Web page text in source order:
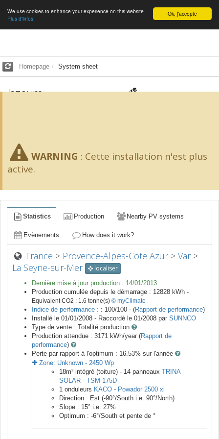
English Ok, j'accepte
We use cookies to enhance your experience on this website
Plus d'infos.
Homepage System sheet
bzoum
WARNING : Cette installation n'est plus
active.
Statistics Production Nearby PV systems
Evènements How does it work?
France > Provence-Alpes-Cote Azur>Var>
La Seyne-sur-Mer
localiser
Dernière mise à jour production : 14/01/2013
Production cumulée depuis le démarrage : 12828 kWh -
Equivalent CO2 : 1.6 tonne(s) © myClimate
Indice de performance : : 100/100 - (Rapport de performance)
Installé le 01/01/2008 - Raccordé le 01/2008 par SUNNCO
Type de vente : Totalité production
Production attendue : 3171 kWh/year (Rapport de
performance)
Perte par rapport à l'optimum : 16.53% sur l'année
Zone: Unknown - 2450 Wp
18m² intégré (toiture) - 14 panneaux TRINA
SOLAR - TSM-175D
1 onduleurs KACO - Powador 2500 xi
Direction : Est (-90°/South i.e. 90°/North)
Slope : 15° i.e. 27%
Optimum : -6°/South et pente de °